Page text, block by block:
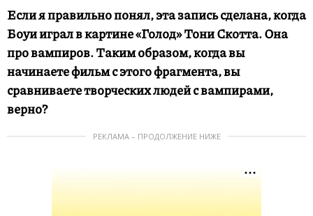
Если я правильно понял, эта запись сделана, когда
Боуи играл в картине «Голод» Тони Скотта. Она
про вампиров. Таким образом, когда вы
начинаете фильм с этого фрагмента, вы
сравниваете творческих людей с вампирами,
верно?
РЕКЛАМА – ПРОДОЛЖЕНИЕ НИЖЕ